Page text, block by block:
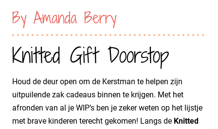
By Amanda Berry
Knitted Gift Doorstop
Houd de deur open om de Kerstman te helpen zijn
uitpuilende zak cadeaus binnen te krijgen. Met het
afronden van al je WIP’s ben je zeker weten op het lijstje
met brave kinderen terecht gekomen! Langs de Knitted